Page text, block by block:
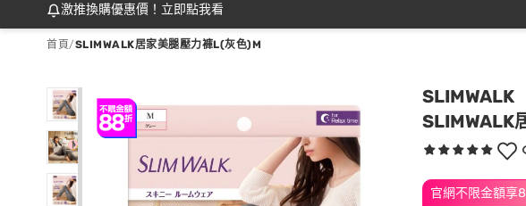
激推換購優惠價！立即點我看
首頁/SLIMWALK居家美腿壓力褲L(灰色)M
SLIMWALK
SLIMWALK
官網不限金額享